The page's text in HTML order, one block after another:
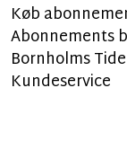
Køb
Abonnements
Bornholms
Kundeservice